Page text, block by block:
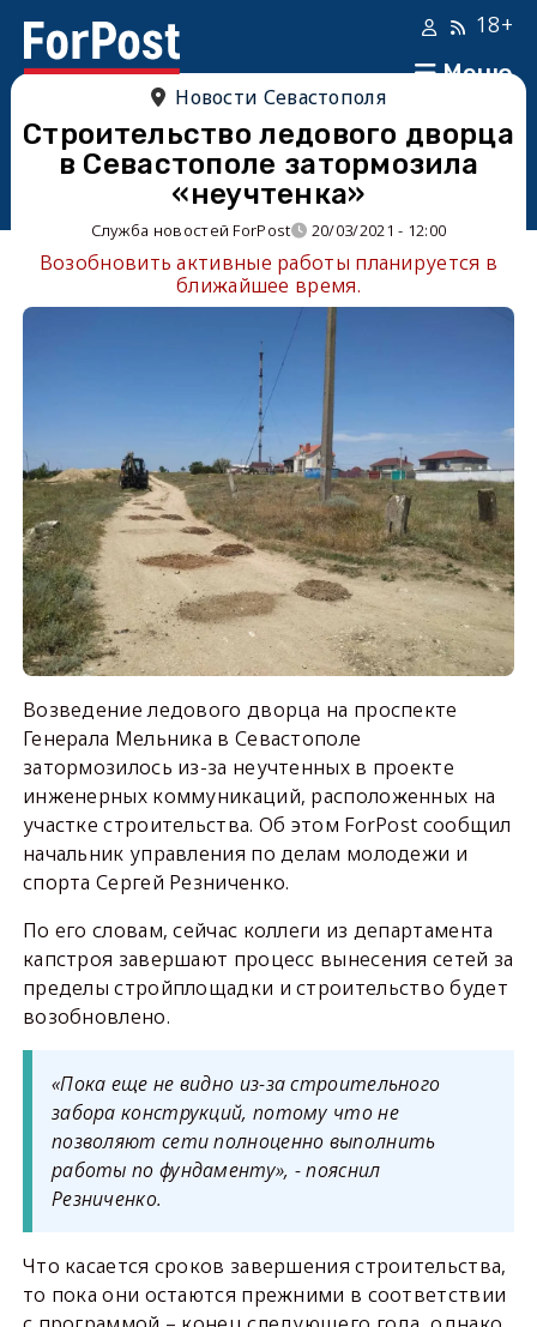
Меню
18+
Новости Севастополя
Строительство ледового дворца
в Севастополе затормозила
«неучтенка»
Служба новостей ForPost 20/03/2021 - 12:00
Возобновить активные работы планируется в
ближайшее время.
Возведение ледового дворца на проспекте
Генерала Мельника в Севастополе
затормозилось из-за неучтенных в проекте
инженерных коммуникаций, расположенных на
участке строительства. Об этом ForPost сообщил
начальник управления по делам молодежи и
спорта Сергей Резниченко.
По его словам, сейчас коллеги из департамента
капстроя завершают процесс вынесения сетей за
пределы стройплощадки и строительство будет
возобновлено.
«Пока еще не видно из-за строительного
забора конструкций, потому что не
позволяют сети полноценно выполнить
работы по фундаменту», - пояснил
Резниченко.
Что касается сроков завершения строительства,
то пока они остаются прежними в соответствии